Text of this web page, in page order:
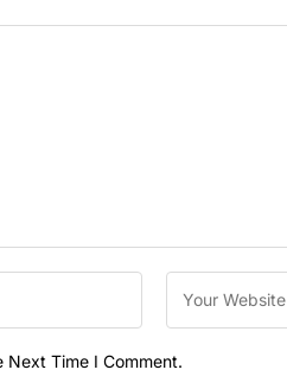
Next Time I Comment.